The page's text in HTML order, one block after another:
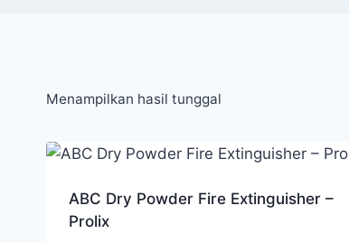
Menampilkan hasil tunggal
ABC Dry Powder Fire Extinguisher –
Prolix